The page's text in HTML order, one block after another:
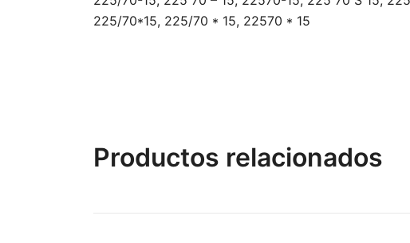
225/70*15, 225/70 * 15, 22570 * 15
Productos relacionados